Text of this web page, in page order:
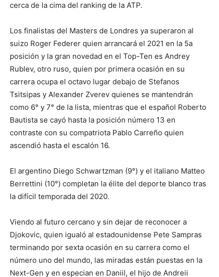
cerca de la cima del ranking de la ATP.
Los finalistas del Masters de Londres ya superaron al
suizo Roger Federer quien arrancará el 2021 en la 5a
posición y la gran novedad en el Top-Ten es Andrey
Rublev, otro ruso, quien por primera ocasión en su
carrera ocupa el octavo lugar debajo de Stefanos
Tsitsipas y Alexander Zverev quienes se mantendrán
como 6° y 7° de la lista, mientras que el español Roberto
Bautista se cayó hasta la posición número 13 en
contraste con su compatriota Pablo Carreño quien
ascendió hasta el escalón 16.
El argentino Diego Schwartzman (9°) y el italiano Matteo
Berrettini (10°) completan la élite del deporte blanco tras
la difícil temporada del 2020.
Viendo al futuro cercano y sin dejar de reconocer a
Djokovic, quien igualó al estadounidense Pete Sampras
terminando por sexta ocasión en su carrera como el
número uno del mundo, las miradas están puestas en la
Next-Gen y en especian en Daniil, el hijo de Andreii